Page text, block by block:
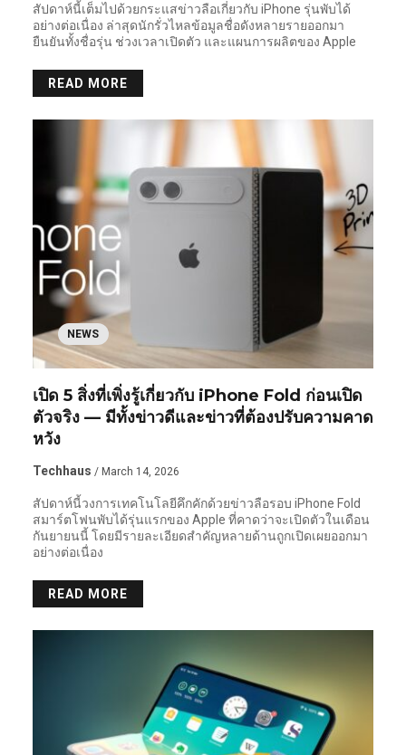
สัปดาห์นี้เต็มไปด้วยกระแสข่าวลือเกี่ยวกับ iPhone รุ่นพับได้
อย่างต่อเนื่อง ล่าสุดนักรั่วไหลข้อมูลชื่อดังหลายรายออกมา
ยืนยันทั้งชื่อรุ่น ช่วงเวลาเปิดตัว และแผนการผลิตของ Apple
READ MORE
NEWS
เปิด 5 สิ่งที่เพิ่งรู้เกี่ยวกับ iPhone Fold ก่อนเปิด
ตัวจริง — มีทั้งข่าวดีและข่าวที่ต้องปรับความคาด
หวัง
Techhaus / March 14, 2026
สัปดาห์นี้วงการเทคโนโลยีคึกคักด้วยข่าวลือรอบ iPhone Fold
สมาร์ตโฟนพับได้รุ่นแรกของ Apple ที่คาดว่าจะเปิดตัวในเดือน
กันยายนนี้ โดยมีรายละเอียดสำคัญหลายด้านถูกเปิดเผยออกมา
อย่างต่อเนื่อง
READ MORE